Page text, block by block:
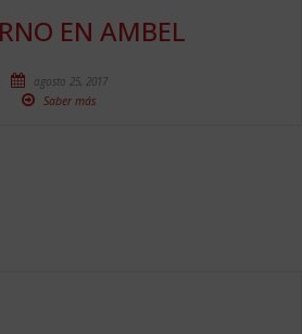
EN AMBEL
agosto 25, 2017
Saber más